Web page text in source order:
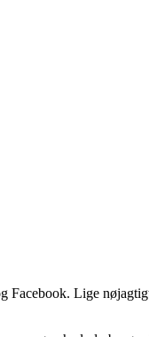
Facebook. Lige